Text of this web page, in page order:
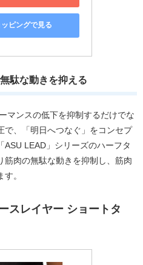
ピングで見る
駄な動きを抑える
マンスの低下を抑制するだけでな
で、「明日へつなぐ」をコンセプ
ASU LEAD」シリーズのハーフタ
筋肉の無駄な動きを抑制し、筋肉
。
スレイヤー ショートタ